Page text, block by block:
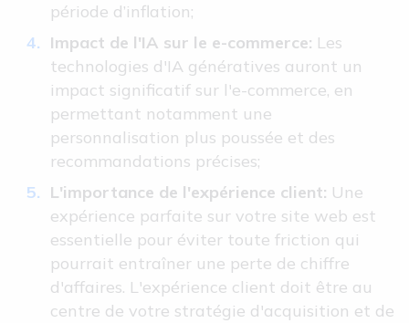
période d’inflation;
Impact de l'IA sur le e-commerce: Les
technologies d'IA génératives auront un
impact significatif sur l'e-commerce, en
permettant notamment une
personnalisation plus poussée et des
recommandations précises;
L'importance de l'expérience client: Une
expérience parfaite sur votre site web est
essentielle pour éviter toute friction qui
pourrait entraîner une perte de chiffre
d'affaires. L'expérience client doit être au
centre de votre stratégie d'acquisition et de